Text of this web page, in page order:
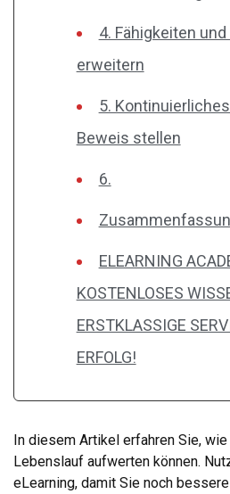
4. Fähigkeiten
erweitern
5.
Beweis stellen
6.
ELEARNING
KOSTENLOSES
ERSTKLASSIGE
ERFOLG!
In diesem Artikel erfahren Sie,
Lebenslauf aufwerten können.
eLearning, damit Sie noch